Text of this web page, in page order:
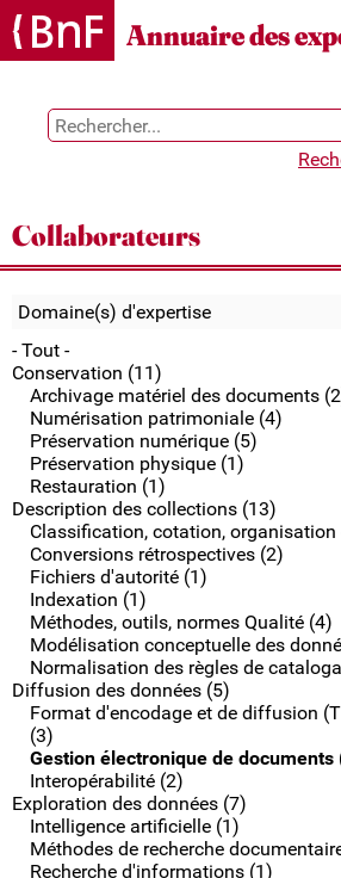
Gestion des cookies
Annuaire des
Collaborateurs
Domaine(s) d'expertise
- Tout -
Conservation (11)
Archivage matériel des documents
Numérisation patrimoniale (4)
Préservation numérique (5)
Préservation physique (1)
Restauration (1)
Description des collections (13)
Classification, cotation,
Conversions rétrospectives (2)
Fichiers d'autorité (1)
Indexation (1)
Méthodes, outils, normes Qualité (4)
Modélisation conceptuelle des
Normalisation des règles de
Diffusion des données (5)
Format d'encodage et de diffusion
(3)
Gestion électronique de documents
Interopérabilité (2)
Exploration des données (7)
Intelligence artificielle (1)
Méthodes de recherche
Recherche d'informations (1)